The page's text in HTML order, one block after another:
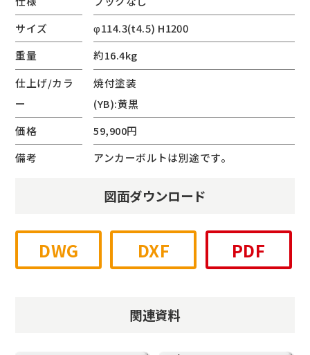
サイズ
φ114.3(t4.5) H1200
重量
約16.4kg
仕上げ/カラ
ー
焼付塗装
(YB):黄黒
価格
59,900円
備考
アンカーボルトは別途です。
図面ダウンロード
DWG DXF PDF
関連資料